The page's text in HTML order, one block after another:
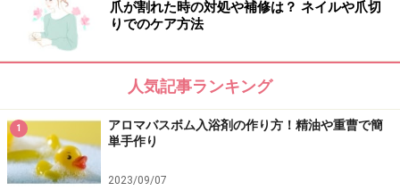
爪が割れた時の対処や補修は？ ネイルや爪切
りでのケア方法
人気記事ランキング
1
アロマバスボム入浴剤の作り方！精油や重曹で簡
単手作り
2023/09/07